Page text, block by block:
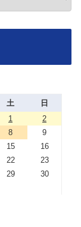
土
日
1
2
8
9
15
16
22
23
29
30